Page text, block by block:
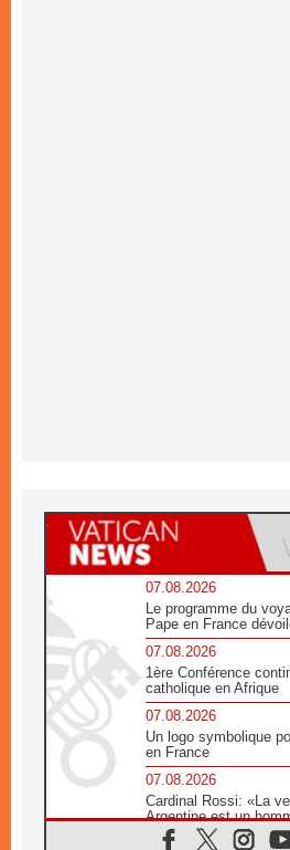
07.08.2026
Le programme du
Pape en France
07.08.2026
1ère Conférence
catholique en Afrique
07.08.2026
Un logo symbolique
en France
07.08.2026
Cardinal Rossi: «La
Argentine est un
07.08.2026